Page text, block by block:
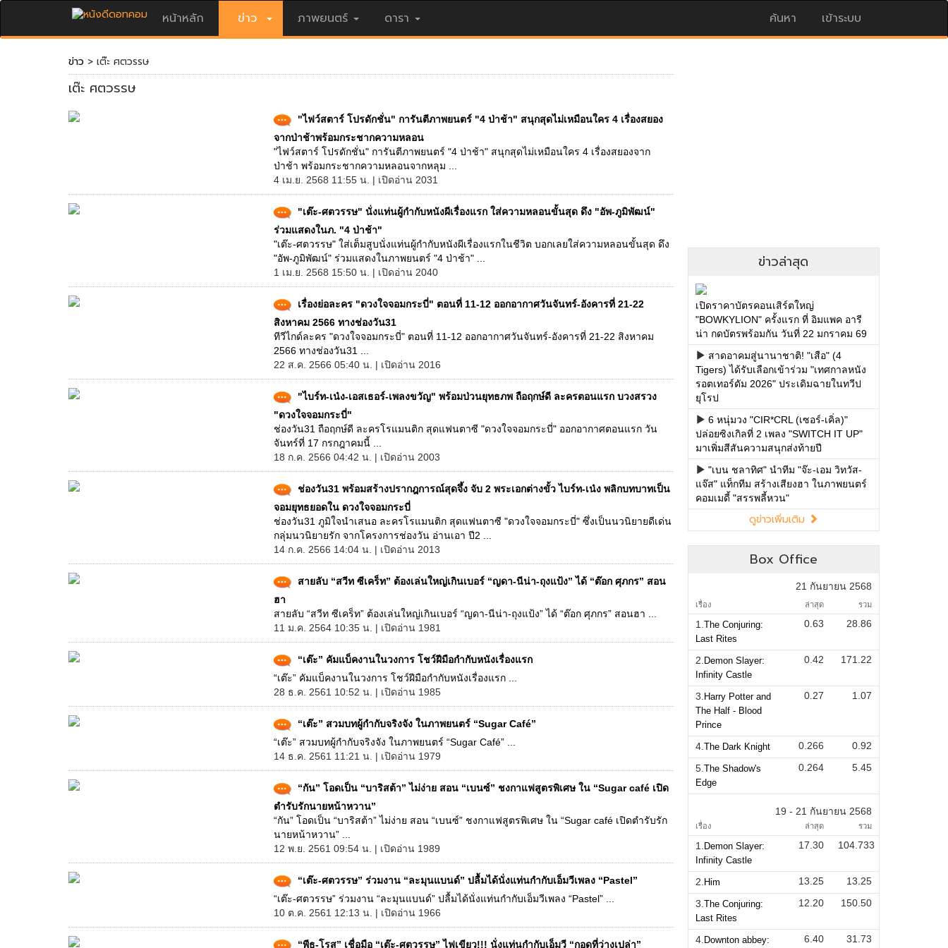
หน้าหลัก ข่าว ภาพยนตร์ ดารา ค้นหา เข้าระบบ
ข่าว > เต๊ะ ศตวรรษ
เต๊ะ ศตวรรษ
"ไฟว์สตาร์ โปรดักชั่น" การันตีภาพยนตร์ "4 ป่าช้า" สนุกสุดไม่เหมือนใคร 4 เรื่องสยอง
จากป่าช้าพร้อมกระชากความหลอน
"ไฟว์สตาร์ โปรดักชั่น" การันตีภาพยนตร์ "4 ป่าช้า" สนุกสุดไม่เหมือนใคร 4 เรื่องสยองจาก
ป่าช้า พร้อมกระชากความหลอนจากหลุม ...
4 เม.ย. 2568 11:55 น. | เปิดอ่าน 2031
"เต๊ะ-ศตวรรษ" นั่งแท่นผู้กำกับหนังผีเรื่องแรก ใส่ความหลอนขั้นสุด ดึง "อัพ-ภูมิพัฒน์"
ร่วมแสดงในภ. "4 ป่าช้า"
"เต๊ะ-ศตวรรษ" ใส่เต็มสูบนั่งแท่นผู้กำกับหนังผีเรื่องแรกในชีวิต บอกเลยใส่ความหลอนขั้นสุด ดึง
"อัพ-ภูมิพัฒน์" ร่วมแสดงในภาพยนตร์ "4 ป่าช้า" ...
1 เม.ย. 2568 15:50 น. | เปิดอ่าน 2040
เรื่องย่อละคร "ดวงใจจอมกระบี่" ตอนที่ 11-12 ออกอากาศวันจันทร์-อังคารที่ 21-22
สิงหาคม 2566 ทางช่องวัน31
ทีวีไกด์ละคร "ดวงใจจอมกระบี่" ตอนที่ 11-12 ออกอากาศวันจันทร์-อังคารที่ 21-22 สิงหาคม
2566 ทางช่องวัน31 ...
22 ส.ค. 2566 05:40 น. | เปิดอ่าน 2016
"ไบร์ท-เน๋ง-เอสเธอร์-เพลงขวัญ" พร้อมป่วนยุทธภพ ถือฤกษ์ดี ละครตอนแรก บวงสรวง
"ดวงใจจอมกระบี่"
ช่องวัน31 ถือฤกษ์ดี ละครโรแมนติก สุดแฟนตาซี "ดวงใจจอมกระบี่" ออกอากาศตอนแรก วัน
จันทร์ที่ 17 กรกฎาคมนี้ ...
18 ก.ค. 2566 04:42 น. | เปิดอ่าน 2003
ช่องวัน31 พร้อมสร้างปรากฎการณ์สุดจึ้ง จับ 2 พระเอกต่างขั้ว ไบร์ท-เน๋ง พลิกบทบาทเป็น
จอมยุทธยอดใน ดวงใจจอมกระบี่
ช่องวัน31 ภูมิใจนำเสนอ ละครโรแมนติก สุดแฟนตาซี "ดวงใจจอมกระบี่" ซึ่งเป็นนวนิยายดีเด่น
กลุ่มนวนิยายรัก จากโครงการช่องวัน อ่านเอา ปี2 ...
14 ก.ค. 2566 14:04 น. | เปิดอ่าน 2013
สายลับ “สวีท ซีเคร็ท” ต้องเล่นใหญ่เกินเบอร์ “ญดา-นีน่า-ถุงแป้ง” ได้ “ต๊อก ศุภกร” สอน
ฮา
สายลับ “สวีท ซีเคร็ท” ต้องเล่นใหญ่เกินเบอร์ “ญดา-นีน่า-ถุงแป้ง” ได้ “ต๊อก ศุภกร” สอนฮา ...
11 ม.ค. 2564 10:35 น. | เปิดอ่าน 1981
“เต๊ะ” คัมแบ็คงานในวงการ โชว์ฝีมือกำกับหนังเรื่องแรก
“เต๊ะ” คัมแบ็คงานในวงการ โชว์ฝีมือกำกับหนังเรื่องแรก ...
28 ธ.ค. 2561 10:52 น. | เปิดอ่าน 1985
“เต๊ะ” สวมบทผู้กำกับจริงจัง ในภาพยนตร์ “Sugar Café”
“เต๊ะ” สวมบทผู้กำกับจริงจัง ในภาพยนตร์ “Sugar Café” ...
14 ธ.ค. 2561 11:21 น. | เปิดอ่าน 1979
“กัน” โอดเป็น “บาริสต้า” ไม่ง่าย สอน “เบนซ์” ชงกาแฟสูตรพิเศษ ใน “Sugar café เปิด
ตำรับรักนายหน้าหวาน”
“กัน” โอดเป็น “บาริสต้า” ไม่ง่าย สอน “เบนซ์” ชงกาแฟสูตรพิเศษ ใน “Sugar café เปิดตำรับรัก
นายหน้าหวาน” ...
12 พ.ย. 2561 09:54 น. | เปิดอ่าน 1989
“เต๊ะ-ศตวรรษ” ร่วมงาน “ละมุนแบนด์” ปลื้มได้นั่งแท่นกำกับเอ็มวีเพลง “Pastel”
“เต๊ะ-ศตวรรษ” ร่วมงาน “ละมุนแบนด์” ปลื้มได้นั่งแท่นกำกับเอ็มวีเพลง “Pastel” ...
10 ต.ค. 2561 12:13 น. | เปิดอ่าน 1966
“พีธ-โรส” เชื่อมือ “เต๊ะ-ศตวรรษ” ไฟเขียว!!! นั่งแท่นกำกับเอ็มวี “กอดที่ว่างเปล่า”
ข่าวล่าสุด
เปิดราคาบัตรคอนเสิร์ตใหญ่
"BOWKYLION" ครั้งแรก ที่ อิมแพค อารี
น่า กดบัตรพร้อมกัน วันที่ 22 มกราคม 69
สาดอาคมสู่นานาชาติ! "เสือ" (4
Tigers) ได้รับเลือกเข้าร่วม "เทศกาลหนัง
รอตเทอร์ดัม 2026" ประเดิมฉายในทวีป
ยุโรป
6 หนุ่มวง "CIR*CRL (เซอร์-เคิ่ล)"
ปล่อยซิงเกิลที่ 2 เพลง "SWITCH IT UP"
มาเพิ่มสีสันความสนุกส่งท้ายปี
"เบน ชลาทิศ" นำทีม "จ๊ะ-เอม วิทวัส-
แจ๊ส" แท็กทีม สร้างเสียงฮา ในภาพยนตร์
คอมเมดี้ "สรรพลี้หวน"
ดูข่าวเพิ่มเติม
Box Office
21 กันยายน 2568
เรื่อง ล่าสุด รวม
1. The Conjuring:
Last Rites
0.63 28.86
2. Demon Slayer:
Infinity Castle
0.42 171.22
3. Harry Potter and
The Half - Blood
Prince
0.27 1.07
4. The Dark Knight 0.266
0.92
5. The Shadow's
Edge
0.264 5.45
19 - 21 กันยายน 2568
เรื่อง ล่าสุด รวม
1. Demon Slayer:
Infinity Castle
17.30 104.733
2. Him 13.25
13.25
3. The Conjuring:
Last Rites
12.20 150.50
4. Downton abbey: 6.40 31.73